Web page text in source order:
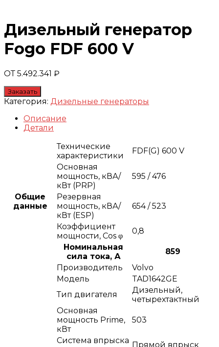
Дизельный генератор
Fogo FDF 600 V
ОТ 5.492.341 ₽
Заказать
Категория: Дизельные генераторы
Описание
Детали
Общие
данные
Технические
характеристики
FDF(G) 600 V
Основная
мощность, кВА/
кВт (PRP)
595 / 476
Резервная
мощность, кВА/
кВт (ESP)
654 / 523
Коэффициент
мощности, Сos φ
0,8
Номинальная
сила тока, А
859
Производитель
Volvo
Модель
TAD1642GE
Тип двигателя
Дизельный,
четырехтактный
Основная
мощность Prime,
кВт
503
Система впрыска Прямой впрыск